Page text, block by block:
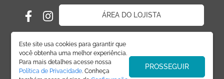
Este site usa cookies para garantir que
você obtenha uma melhor experiência.
Para mais detalhes acesse nossa
Política de Privacidade. Conheça
PROSSEGUIR
ÁREA DO LOJISTA